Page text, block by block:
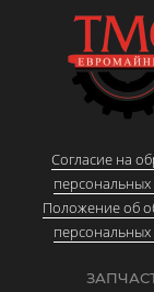
Согласие на
Положение об